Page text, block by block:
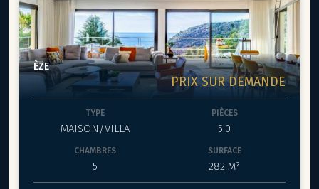
Cette belle villa surplombe la baie d’Eze. Située à 100
mètres au-dessus de la mer, la propriété offre une vue à
180°. La villa dispose d’une très belle piscine à
débordement et comme nouveau centre de remise en
forme.
Caractéristiques : vue panoramique sur la mer Calme,
emplacement sûr, proche de la plage, piscine à
débordement, immense terrasse sur le toit avec vue à
180o pour les événements privés et d’entreprise, espace
de vie de 365m2, deux cuisines équipées (cuisine
professionnelle indépendante pour le chef) centre de
remise en forme.
ÈZE
PRIX SUR DEMANDE
TYPE
MAISON/VILLA
PIÈCES
5.0
CHAMBRES
5
SURFACE
282 M²